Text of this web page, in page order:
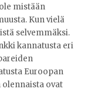
mistään
Kun vielä
selvemmäksi.
kannatusta eri
Euroopan
ovat